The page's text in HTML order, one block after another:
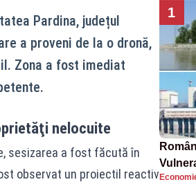
Pardina, județul
a proveni de la o dronă,
Zona a fost imediat
nelocuite
sesizarea a fost făcută în
observat un proiectil reactiv
1
pune